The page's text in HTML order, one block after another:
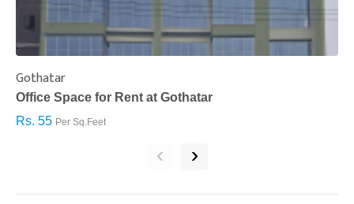
Gothatar
Office Space for Rent at Gothatar
Rs. 55 Per Sq.Feet
‹ ›